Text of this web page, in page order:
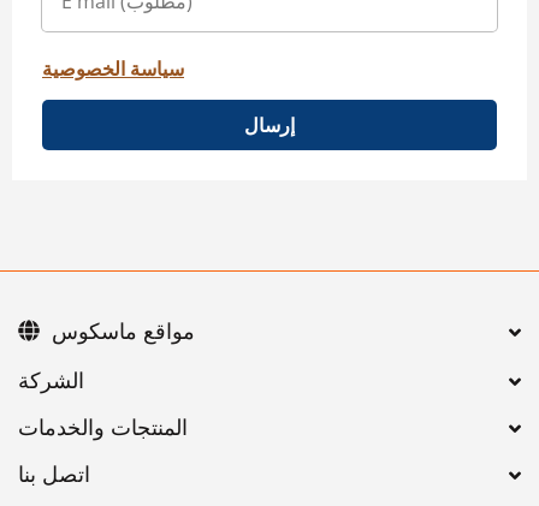
سياسة الخصوصية
إرسال
اتصل بنا
مواقع ماسكوس